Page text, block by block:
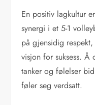
En positiv lagkultur
synergi i et 5-1
på gjensidig
visjon for suksess. Å
tanker og følelser
føler seg verdsatt.